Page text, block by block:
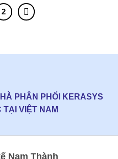
2
PHÂN PHỐI KERASYS
TẠI VIỆT NAM
Nam Thành